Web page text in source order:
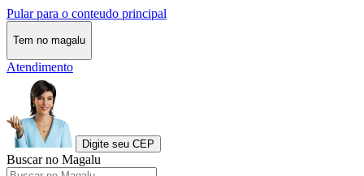
Pular para o conteudo principal
Tem no magalu
Atendimento
Digite seu CEP
Buscar no Magalu